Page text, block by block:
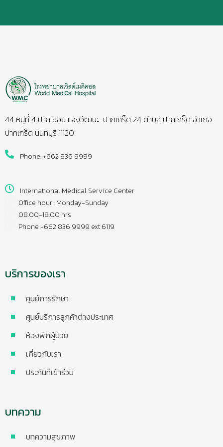
44 หมู่ที่ 4 ปาก ซอย แจ้งวัฒนะ-ปากเกร็ด 24 ตำบล ปากเกร็ด อำเภอ
ปากเกร็ด นนทบุรี 11120
Phone: +662 836 9999
International Medical Service Center
Office hour : Monday-Sunday
08.00-18.00 hrs
Phone +662 836 9999 ext 6119
บริการของเรา
ศูนย์การรักษา
ศูนย์บริการลูกค้าต่างประเทศ
ห้องพักผู้ป่วย
เกี่ยวกับเรา
ประกันที่เข้าร่วม
บทความ
บทความสุขภาพ